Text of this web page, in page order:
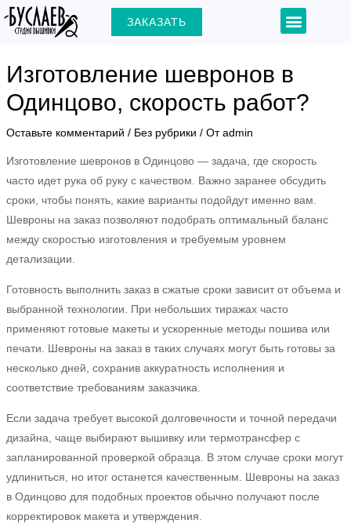
Перейти
ЗАКАЗАТЬ Menu
Изготовление шевронов в
Одинцово, скорость работ?
Оставьте комментарий / Без рубрики / Отadmin
Изготовление шевронов в Одинцово — задача, где скорость
часто идет рука об руку с качеством. Важно заранее обсудить
сроки, чтобы понять, какие варианты подойдут именно вам.
Шевроны на заказ позволяют подобрать оптимальный баланс
между скоростью изготовления и требуемым уровнем
детализации.
Готовность выполнить заказ в сжатые сроки зависит от объема и
выбранной технологии. При небольших тиражах часто
применяют готовые макеты и ускоренные методы пошива или
печати. Шевроны на заказ в таких случаях могут быть готовы за
несколько дней, сохранив аккуратность исполнения и
соответствие требованиям заказчика.
Если задача требует высокой долговечности и точной передачи
дизайна, чаще выбирают вышивку или термотрансфер с
запланированной проверкой образца. В этом случае сроки могут
удлиниться, но итог останется качественным. Шевроны на заказ
в Одинцово для подобных проектов обычно получают после
корректировок макета и утверждения.
Навигация
по